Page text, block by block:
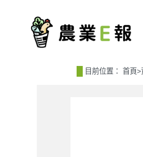
目前位置： 首頁>